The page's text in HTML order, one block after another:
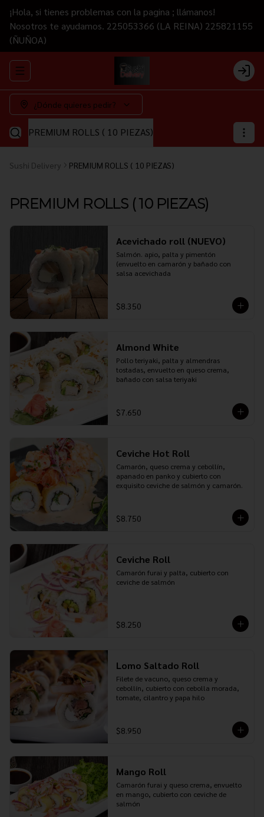
¡Hola, si tienes problemas con la pagina ; llámanos!
Nosotros te ayudamos. 225053366 (LA REINA) 225821155
(ÑUÑOA)
Abrir menu de navegación Login
¿Dónde quieres pedir?
PREMIUM ROLLS ( 10 PIEZAS)
Sushi Delivery PREMIUM ROLLS ( 10 PIEZAS)
PREMIUM ROLLS ( 10 PIEZAS)
Acevichado roll (NUEVO)
Salmón. apio, palta y pimentón
(envuelto en camarón y bañado con
salsa acevichada
$8.350
Almond White
Pollo teriyaki, palta y almendras
tostadas, envuelto en queso crema,
bañado con salsa teriyaki
$7.650
Ceviche Hot Roll
Camarón, queso crema y cebollín,
apanado en panko y cubierto con
exquisito ceviche de salmón y camarón.
$8.750
Ceviche Roll
Camarón furai y palta, cubierto con
ceviche de salmón
$8.250
Lomo Saltado Roll
Filete de vacuno, queso crema y
cebollín, cubierto con cebolla morada,
tomate, cilantro y papa hilo
$8.950
Mango Roll
Camarón furai y queso crema, envuelto
en mango, cubierto con ceviche de
salmón